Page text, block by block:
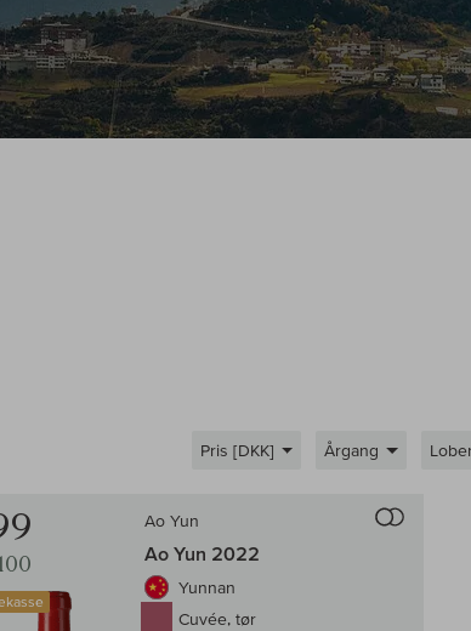
Pris [DKK] Årgang
Ao Yun
Ao Yun 2022
Yunnan
Cuvée, tør